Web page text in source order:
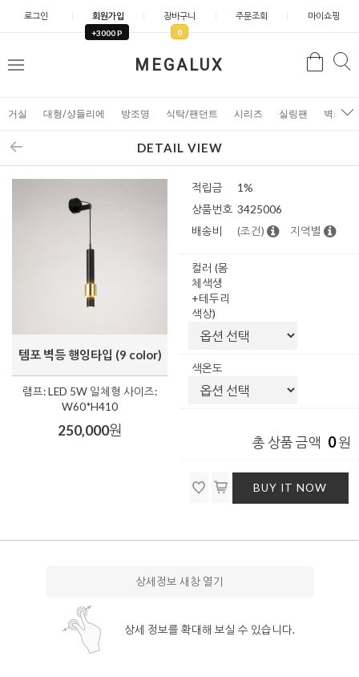
로그인 회원가입
+3000 P
장바구니
0
주문조회 마이쇼핑
MEGALUX
메
검
거실 대형/샹들리에 방조명 식탁/팬던트 시리즈 실링팬 벽조명
DETAIL VIEW
템포 벽등 행잉타입 (9 color)
램프: LED 5W 일체형 사이즈:
W60*H410
250,000원
적립금
1%
상품번호 3425006
배송비
(조건) 지역별
컬러 (몸
체색생
+테두리
색상)
색온도
총 상품 금액 0원
BUY IT NOW
상세정보 새창 열기
상세 정보를 확대해 보실 수 있습니다.